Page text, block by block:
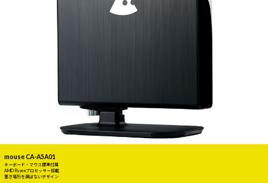
mouse CA-A5A01
キーボード・マウス標準付属
AMD Ryzenプロセッサー搭載
置き場所を選ばないデザイン